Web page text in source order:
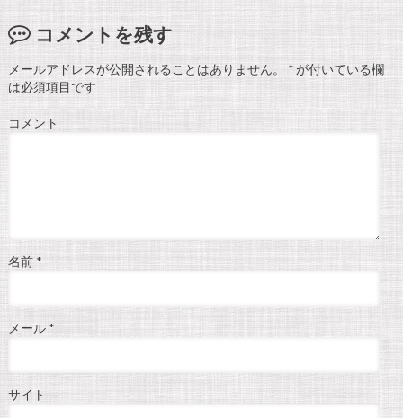
コメントを残す
メールアドレスが公開されることはありません。 *が付いている欄
は必須項目です
コメント
名前 *
メール *
サイト